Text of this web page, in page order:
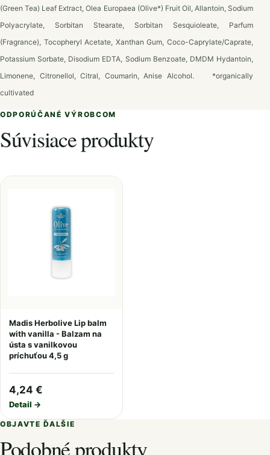
(Green Tea) Leaf Extract, Olea Europaea (Olive*) Fruit Oil, Allantoin, Sodium
Polyacrylate, Sorbitan Stearate, Sorbitan Sesquioleate, Parfum
(Fragrance), Tocopheryl Acetate, Xanthan Gum, Coco-Caprylate/Caprate,
Potassium Sorbate, Disodium EDTA, Sodium Benzoate, DMDM Hydantoin,
Limonene, Citronellol, Citral, Coumarin, Anise Alcohol. *organically
cultivated
ODPORÚČANÉ VÝROBCOM
Súvisiace produkty
Madis Herbolive Lip balm
with vanilla - Balzam na
ústa s vanilkovou
príchuťou 4,5 g
4,24 €
Detail →
OBJAVTE ĎALŠIE
Podobné produkty